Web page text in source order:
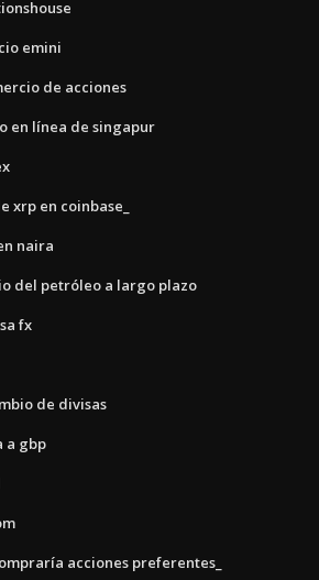
emini
de acciones
en línea de singapur
xrp en coinbase_
naira
del petróleo a largo plazo
fx
de divisas
a gbp
acciones preferentes_